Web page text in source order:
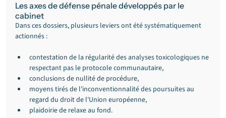
Les axes de défense pénale développés par le
cabinet
Dans ces dossiers, plusieurs leviers ont été systématiquement
actionnés :
contestation de la régularité des analyses toxicologiques ne
respectant pas le protocole communautaire,
conclusions de nullité de procédure,
moyens tirés de l'inconventionnalité des poursuites au
regard du droit de l'Union européenne,
plaidoirie de relaxe au fond.